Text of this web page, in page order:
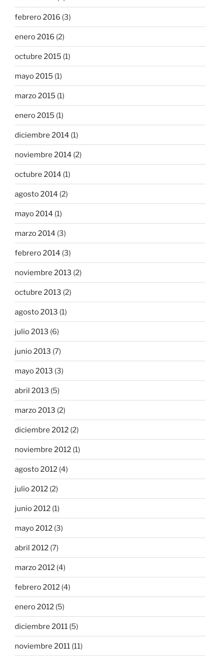
febrero 2016 (3)
enero 2016 (2)
octubre 2015 (1)
mayo 2015 (1)
marzo 2015 (1)
enero 2015 (1)
diciembre 2014 (1)
noviembre 2014 (2)
octubre 2014 (1)
agosto 2014 (2)
mayo 2014 (1)
marzo 2014 (3)
febrero 2014 (3)
noviembre 2013 (2)
octubre 2013 (2)
agosto 2013 (1)
julio 2013 (6)
junio 2013 (7)
mayo 2013 (3)
abril 2013 (5)
marzo 2013 (2)
diciembre 2012 (2)
noviembre 2012 (1)
agosto 2012 (4)
julio 2012 (2)
junio 2012 (1)
mayo 2012 (3)
abril 2012 (7)
marzo 2012 (4)
febrero 2012 (4)
enero 2012 (5)
diciembre 2011 (5)
noviembre 2011 (11)